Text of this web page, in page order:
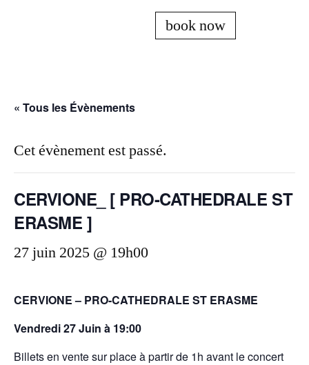
book now
« Tous les Évènements
Cet évènement est passé.
CERVIONE_ [ PRO-CATHEDRALE ST
ERASME ]
27 juin 2025 @ 19h00
CERVIONE – PRO-CATHEDRALE ST ERASME
Vendredi 27 Juin à 19:00
Billets en vente sur place à partir de 1h avant le concert